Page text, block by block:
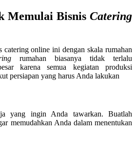
Memulai Bisnis Catering
catering online ini dengan skala rumahan
rumahan biasanya tidak terlalu
karena semua kegiatan produksi
persiapan yang harus Anda lakukan
yang ingin Anda tawarkan. Buatlah
memudahkan Anda dalam menentukan